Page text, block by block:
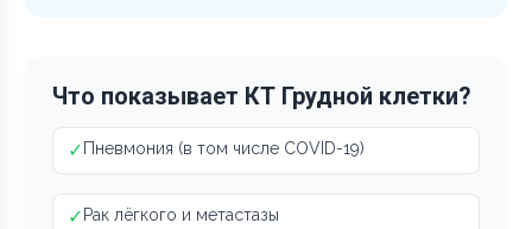
Что показывает КТ Грудной клетки?
✓ Пневмония (в том числе COVID-19)
✓ Рак лёгкого и метастазы